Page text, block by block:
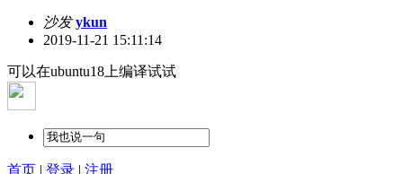
沙发 ykun
2019-11-21 15:11:14
可以在ubuntu18上编译试试
首页 | 登录 | 注册